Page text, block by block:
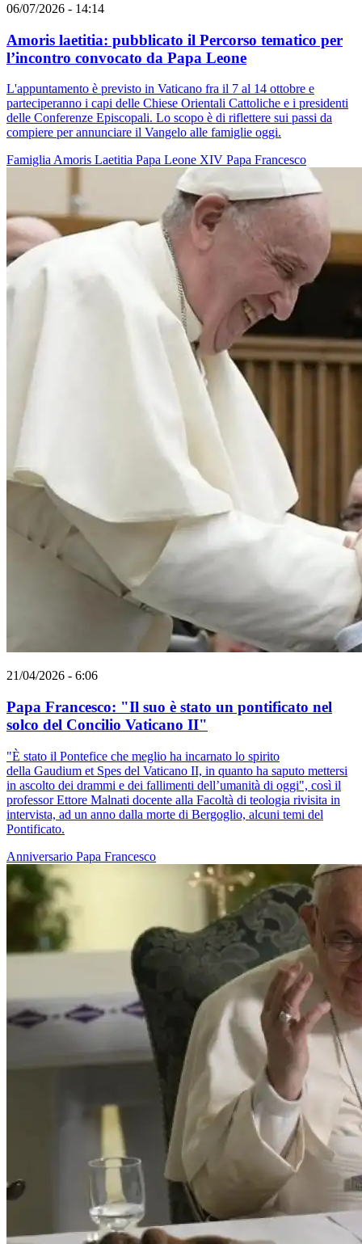
06/07/2026 - 14:14
Amoris laetitia: pubblicato il Percorso tematico per
l’incontro convocato da Papa Leone
L'appuntamento è previsto in Vaticano fra il 7 al 14 ottobre e
parteciperanno i capi delle Chiese Orientali Cattoliche e i presidenti
delle Conferenze Episcopali. Lo scopo è di riflettere sui passi da
compiere per annunciare il Vangelo alle famiglie oggi.
Famiglia Amoris Laetitia Papa Leone XIV Papa Francesco
21/04/2026 - 6:06
Papa Francesco: "Il suo è stato un pontificato nel
solco del Concilio Vaticano II"
"È stato il Pontefice che meglio ha incarnato lo spirito
della Gaudium et Spes del Vaticano II, in quanto ha saputo mettersi
in ascolto dei drammi e dei fallimenti dell’umanità di oggi", così il
professor Ettore Malnati docente alla Facoltà di teologia rivisita in
intervista, ad un anno dalla morte di Bergoglio, alcuni temi del
Pontificato.
Anniversario Papa Francesco